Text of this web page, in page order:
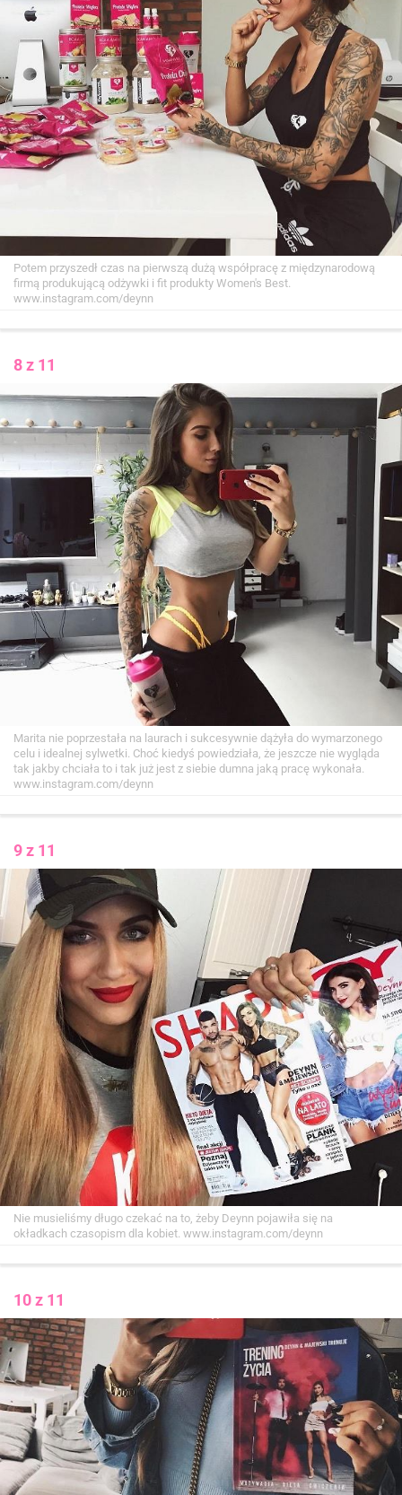
Potem przyszedł czas na pierwszą dużą współpracę z międzynarodową
firmą produkującą odżywki i fit produkty Women's Best.
www.instagram.com/deynn
8 z 11
Marita nie poprzestała na laurach i sukcesywnie dążyła do wymarzonego
celu i idealnej sylwetki. Choć kiedyś powiedziała, że jeszcze nie wygląda
tak jakby chciała to i tak już jest z siebie dumna jaką pracę wykonała.
www.instagram.com/deynn
9 z 11
Nie musieliśmy długo czekać na to, żeby Deynn pojawiła się na
okładkach czasopism dla kobiet. www.instagram.com/deynn
10 z 11